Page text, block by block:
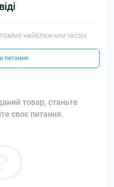
найближчим часом.
питання
товар, станьте
своє питання.